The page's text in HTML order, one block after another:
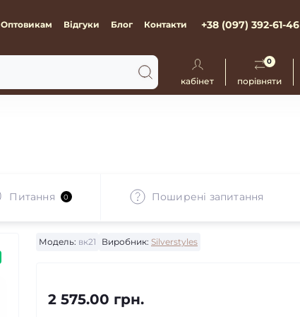
Оптовикам Відгуки Блог Контакти +38 (097) 392-61-46
кабінет порівняти
0
Питання 0 Поширені запитання
Модель: вк21 Виробник: Silverstyles
2 575.00 грн.